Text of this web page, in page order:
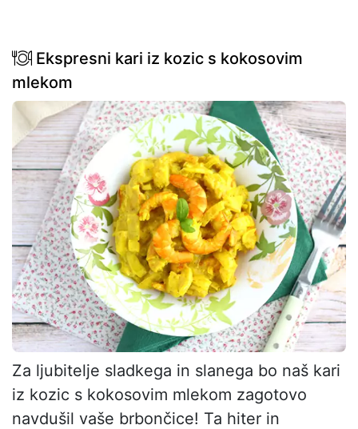
Ekspresni kari iz kozic s kokosovim
mlekom
Za ljubitelje sladkega in slanega bo naš kari
iz kozic s kokosovim mlekom zagotovo
navdušil vaše brbončice! Ta hiter in